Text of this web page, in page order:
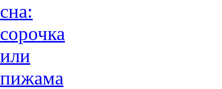
сна:
сорочка
или
пижама